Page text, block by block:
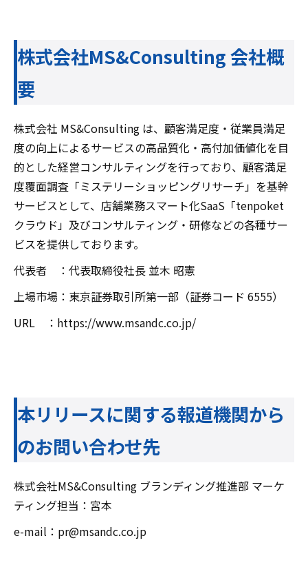
株式会社MS&Consulting 会社概
要
株式会社 MS&Consulting は、顧客満足度・従業員満足
度の向上によるサービスの高品質化・高付加価値化を目
的とした経営コンサルティングを行っており、顧客満足
度覆面調査「ミステリーショッピングリサーチ」を基幹
サービスとして、店舗業務スマート化SaaS「tenpoket
クラウド」及びコンサルティング・研修などの各種サー
ビスを提供しております。
代表者 ：代表取締役社長 並木 昭憲
上場市場：東京証券取引所第一部（証券コード 6555）
URL ：https://www.msandc.co.jp/
本リリースに関する報道機関から
のお問い合わせ先
株式会社MS&Consulting ブランディング推進部 マーケ
ティング担当：宮本
e-mail：pr@msandc.co.jp